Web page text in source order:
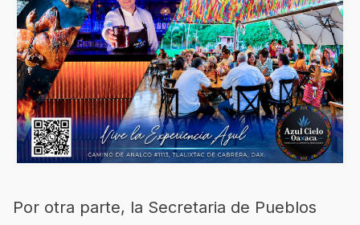
Por otra parte, la Secretaria de Pueblos